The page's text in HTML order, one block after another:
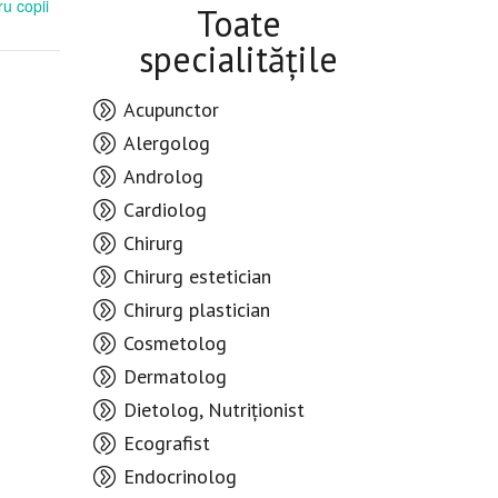
copii Toate
specialitățile
Acupunctor
Alergolog
Androlog
Cardiolog
Chirurg
Chirurg estetician
Chirurg plastician
Cosmetolog
Dermatolog
Dietolog, Nutriționist
Ecografist
Endocrinolog